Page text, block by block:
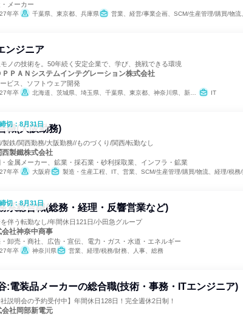
メーカー
27年卒 千葉県、東京都、兵庫県 営業、経営/事業企画、SCM/生産管理/購買/物
ンジニア
ノの技術を。50年続く安定企業で、学び、挑戦できる環境
ＰＰＡＮシステムインテグレーション株式会社
ビス、ソフトウェア開発
27年卒 北海道、茨城県、埼玉県、千葉県、東京都、神奈川県、新潟県、岐阜県、静岡県、愛知県、京都府、大阪府、奈良県、岡山県、広島県、香川県、福岡県 IT
締切：8月31日
職(大阪勤務)
製鉄/関西勤務/大阪勤務//ものづくり/関西/転勤なし
西製鐵株式会社
金属メーカー、鉱業・採石業・砂利採取業、インフラ・鉱業
27年卒 大阪府 製造・生産工程、IT、営業、SCM/生産管理/購買/物流、経理/税務
締切：8月31日
系総合職(総務・経理・反響営業など)
伴う転勤なし/年間休日121日/小田急グループ
会社神奈中商事
卸売・商社、広告・宣伝、電力・ガス・水道・エネルギー
27年卒 神奈川県 営業、経理/税務/財務、人事、総務
:電装品メーカーの総合職(技術・事務・ITエンジニア)
社説明会の予約受付中】年間休日128日！完全週休2日制！
会社岡部新電元